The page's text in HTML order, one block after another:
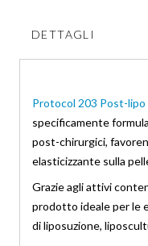
DETTAGLI
Protocol 203 Post-lipo
specificamente
post-chirurgici,
elasticizzante sulla
Grazie agli attivi
prodotto ideale per le
di liposuzione,